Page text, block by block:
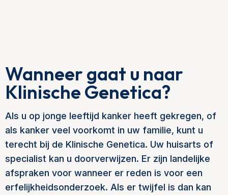
Wanneer gaat u naar
Klinische Genetica?
Als u op jonge leeftijd kanker heeft gekregen, of
als kanker veel voorkomt in uw familie, kunt u
terecht bij de Klinische Genetica. Uw huisarts of
specialist kan u doorverwijzen. Er zijn landelijke
afspraken voor wanneer er reden is voor een
erfelijkheidsonderzoek. Als er twijfel is dan kan